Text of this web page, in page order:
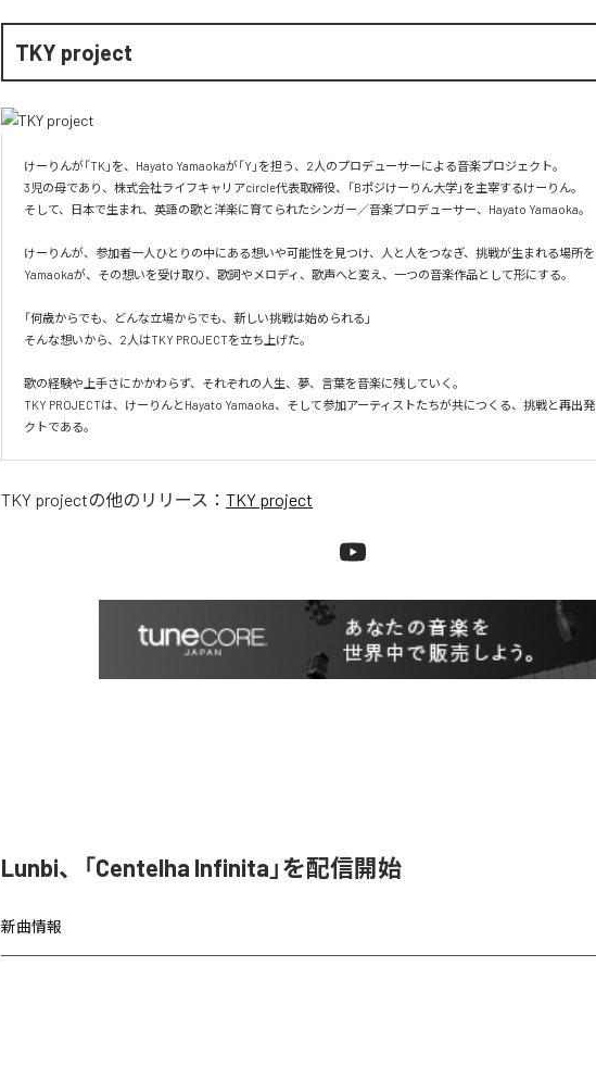
TKY project
けーりんが「TK」を、Hayato Yamaokaが「Y」を担う、2人のプロデューサーによる音楽プロジェクト。
3児の母であり、株式会社ライフキャリアcircle代表取締役、「Bポジけーりん大学」を主宰するけーりん。
そして、日本で生まれ、英語の歌と洋楽に育てられたシンガー／音楽プロデューサー、Hayato Yamaoka。
けーりんが、参加者一人ひとりの中にある想いや可能性を見つけ、人と人をつなぎ、挑戦が生まれる場所
Yamaokaが、その想いを受け取り、歌詞やメロディ、歌声へと変え、一つの音楽作品として形にする。
「何歳からでも、どんな立場からでも、新しい挑戦は始められる」
そんな想いから、2人はTKY PROJECTを立ち上げた。
歌の経験や上手さにかかわらず、それぞれの人生、夢、言葉を音楽に残していく。
TKY PROJECTは、けーりんとHayato Yamaoka、そして参加アーティストたちが共につくる、挑戦と再出
クトである。
TKY projectの他のリリース： TKY project
Lunbi、「Centelha Infinita」を配信開始
新曲情報